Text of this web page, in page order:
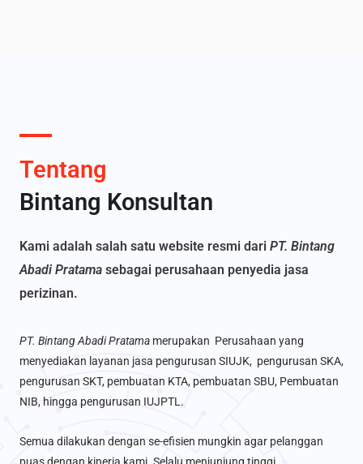
Tentang
Bintang Konsultan
Kami adalah salah satu website resmi dari PT. Bintang
Abadi Pratama sebagai perusahaan penyedia jasa
perizinan.
PT. Bintang Abadi Pratama merupakan Perusahaan yang
menyediakan layanan jasa pengurusan SIUJK, pengurusan SKA,
pengurusan SKT, pembuatan KTA, pembuatan SBU, Pembuatan
NIB, hingga pengurusan IUJPTL.
Semua dilakukan dengan se-efisien mungkin agar pelanggan
puas dengan kinerja kami. Selalu menjunjung tinggi